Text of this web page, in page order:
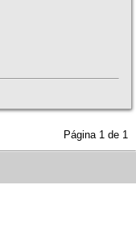
Página 1 de 1